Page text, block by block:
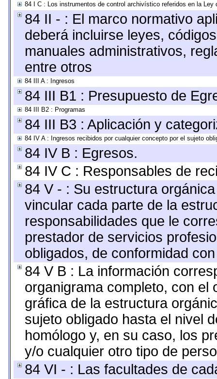
84 I C : Los instrumentos de control archivístico referidos en la
84 II - : El marco normativo
deberá incluirse leyes,
manuales administrativos,
entre otros
84 III A : Ingresos
84 III B1 : Presupuesto de
84 III B2 : Programas
84 III B3 : Aplicación y
84 IV A : Ingresos recibidos por cualquier concepto por el sujeto
84 IV B : Egresos.
84 IV C : Responsables de
84 V - : Su estructura
vincular cada parte de la
responsabilidades que le
prestador de servicios
obligados, de conformidad
84 V B : La información
organigrama completo, con el
gráfica de la estructura
sujeto obligado hasta el nivel
homólogo y, en su caso, los
y/o cualquier otro tipo de
84 VI - : Las facultades de